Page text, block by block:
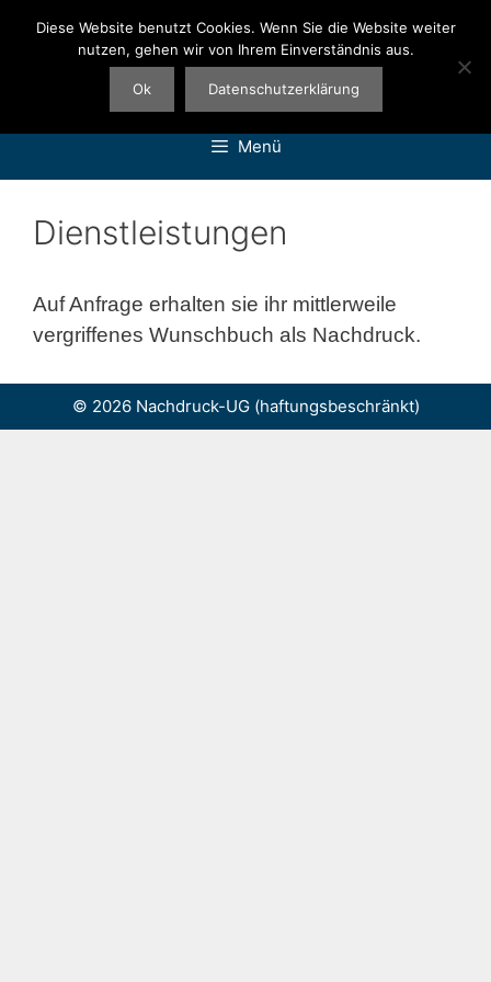
Inhalt
Menü
Dienstleistungen
Auf Anfrage erhalten sie ihr mittlerweile
vergriffenes Wunschbuch als Nachdruck.
© 2026 Nachdruck-UG (haftungsbeschränkt)
Diese Website benutzt Cookies. Wenn Sie die Website weiter
nutzen, gehen wir von Ihrem Einverständnis aus.
Ok Datenschutzerklärung